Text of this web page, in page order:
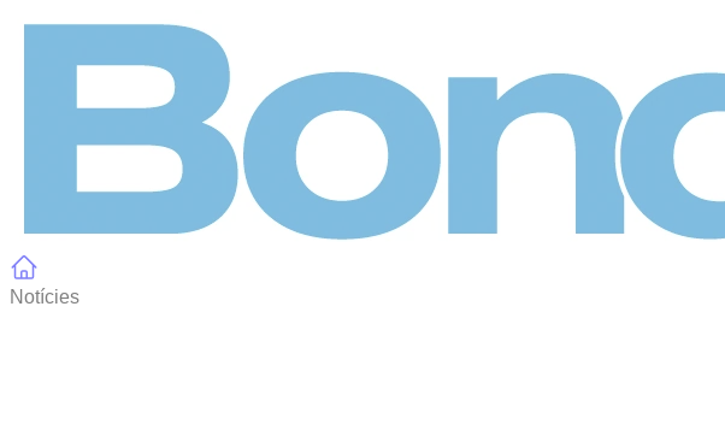
Notícies